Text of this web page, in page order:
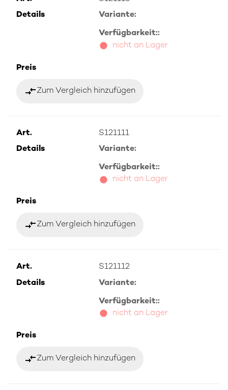
Details
Variante:
Verfügbarkeit::
nicht an Lager
Preis
compare_arrowsZum Vergleich hinzufügen
Art.
S121111
Details
Variante:
Verfügbarkeit::
nicht an Lager
Preis
compare_arrowsZum Vergleich hinzufügen
Art.
S121112
Details
Variante:
Verfügbarkeit::
nicht an Lager
Preis
compare_arrowsZum Vergleich hinzufügen